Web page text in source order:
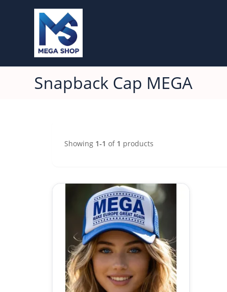
Snapback Cap MEGA
Showing 1-1 of 1 products